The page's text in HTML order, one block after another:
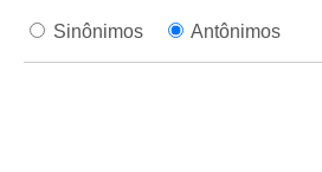
Sinônimos Antônimos